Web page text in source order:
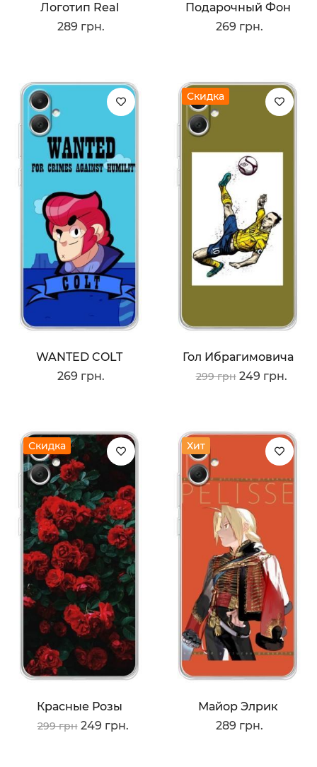
Логотип Real
289 грн.
Подарочный Фон
269 грн.
WANTED COLT
269 грн.
Скидка
Гол Ибрагимовича
299 грн 249 грн.
Скидка
Красные Розы
299 грн 249 грн.
Хит
Майор Элрик
289 грн.